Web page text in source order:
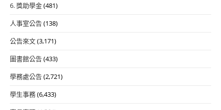
6. 獎助學金(481)
人事室公告(138)
公告來文(3,171)
圖書館公告(433)
學務處公告(2,721)
學生事務(6,433)